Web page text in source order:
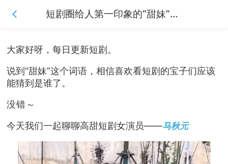
短剧圈给人第一印象的“甜妹”您心目中认为是哪一位呢？
大家好呀，每日更新短剧。
说到“甜妹”这个词语，相信喜欢看短剧的宝子们应该
能猜到是谁了。
没错～
今天我们一起聊聊高甜短剧女演员——马秋元